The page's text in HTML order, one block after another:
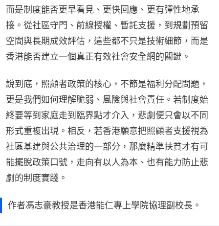
而是制度能否更早看見、更快回應、更有彈性地承
接。從社區守門、前線授權、暫託支援，到規劃預留
空間與長期成效評估，這些都不只是技術細節，而是
香港能否建立一個真正有效社會安全網的關鍵。
說到底，照顧者政策的核心，不節是福利分配問題，
更是我們如何理解脆弱、風險與社會責任。若制度始
終要等到家庭走到臨界點才介入，悲劇便只會以不同
形式重複出現。相反，若香港願意把照顧者支援視為
社區基建與公共治理的一部分，那麼精準扶貧才有可
能擺脫政策口號，走向有以人為本、也有能力防止悲
劇的制度實踐。
作者馮志豪教授是香港能仁專上學院協理副校長。